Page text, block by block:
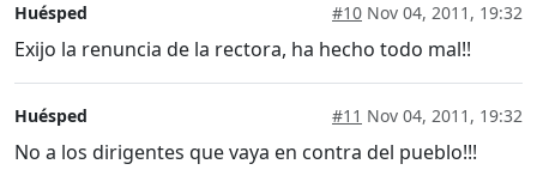
Huésped #10 Nov 04, 2011, 19:32
Exijo la renuncia de la rectora, ha hecho todo mal!!
Huésped #11 Nov 04, 2011, 19:32
No a los dirigentes que vaya en contra del pueblo!!!